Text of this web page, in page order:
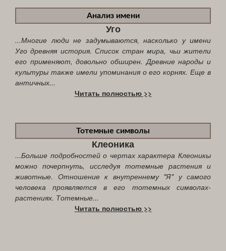
Анализ имени
Уго
...Многие люди не задумываются, насколько у имени
Уго древняя история. Список стран мира, чьи жители
его применяют, довольно обширен. Древние народы и
культуры также имели упоминания о его корнях. Еще в
античных...
Читать полностью >>
Тотемные символы
Клеоника
...Больше подробностей о чертах характера Клеоникы
можно почерпнуть, исследуя тотемные растения и
животные. Отношение к внутреннему "Я" у самого
человека проявляется в его тотемных символах-
растениях. Тотемные...
Читать полностью >>